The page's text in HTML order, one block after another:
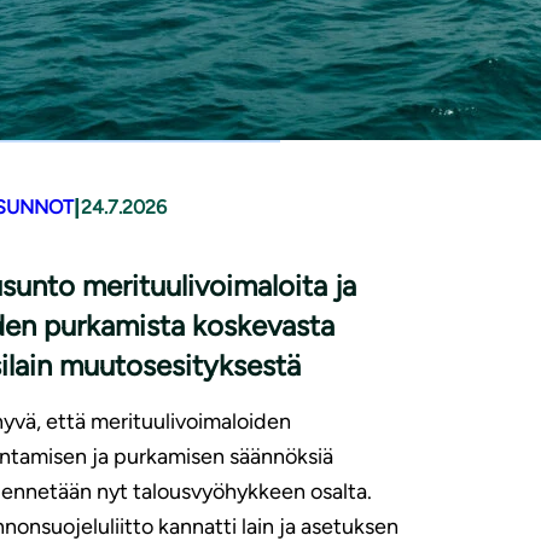
|24.7.2026
merituulivoimaloita ja
purkamista koskevasta
muutosesityksestä
että merituulivoimaloiden
ja purkamisen säännöksiä
nyt talousvyöhykkeen osalta.
kannatti lain ja asetuksen